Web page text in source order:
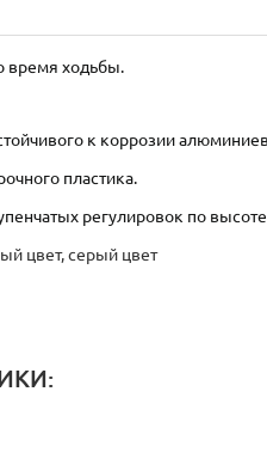
время ходьбы.
к коррозии
пластика.
регулировок по
цвет, серый цвет